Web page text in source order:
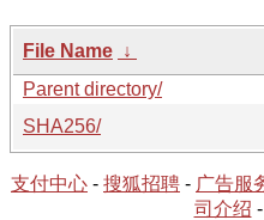
File Name ↓
Parent directory/
SHA256/
支付中心 - 搜狐招聘 - 广告服
司介绍 -